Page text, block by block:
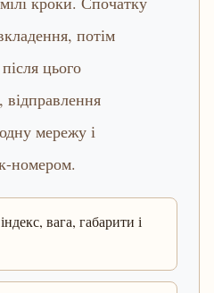
потім
цього
мережу і
номером.
вага, габарити і